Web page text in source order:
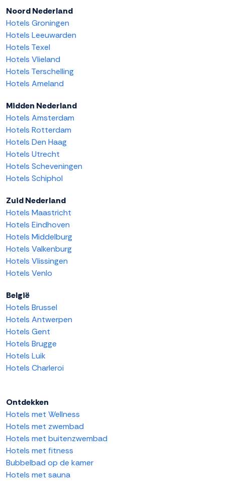
Noord Nederland
Hotels Groningen
Hotels Leeuwarden
Hotels Texel
Hotels Vlieland
Hotels Terschelling
Hotels Ameland
Midden Nederland
Hotels Amsterdam
Hotels Rotterdam
Hotels Den Haag
Hotels Utrecht
Hotels Scheveningen
Hotels Schiphol
Zuid Nederland
Hotels Maastricht
Hotels Eindhoven
Hotels Middelburg
Hotels Valkenburg
Hotels Vlissingen
Hotels Venlo
België
Hotels Brussel
Hotels Antwerpen
Hotels Gent
Hotels Brugge
Hotels Luik
Hotels Charleroi
Ontdekken
Hotels met Wellness
Hotels met zwembad
Hotels met buitenzwembad
Hotels met fitness
Bubbelbad op de kamer
Hotels met sauna